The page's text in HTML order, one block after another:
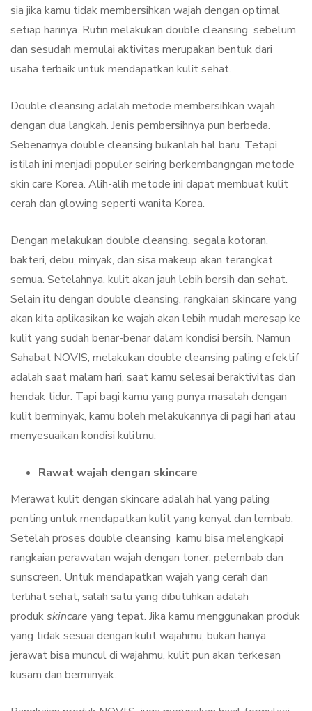
sia jika kamu tidak membersihkan wajah dengan optimal
setiap harinya. Rutin melakukan double cleansing sebelum
dan sesudah memulai aktivitas merupakan bentuk dari
usaha terbaik untuk mendapatkan kulit sehat.
Double cleansing adalah metode membersihkan wajah
dengan dua langkah. Jenis pembersihnya pun berbeda.
Sebenarnya double cleansing bukanlah hal baru. Tetapi
istilah ini menjadi populer seiring berkembangngan metode
skin care Korea. Alih-alih metode ini dapat membuat kulit
cerah dan glowing seperti wanita Korea.
Dengan melakukan double cleansing, segala kotoran,
bakteri, debu, minyak, dan sisa makeup akan terangkat
semua. Setelahnya, kulit akan jauh lebih bersih dan sehat.
Selain itu dengan double cleansing, rangkaian skincare yang
akan kita aplikasikan ke wajah akan lebih mudah meresap ke
kulit yang sudah benar-benar dalam kondisi bersih. Namun
Sahabat NOVIS, melakukan double cleansing paling efektif
adalah saat malam hari, saat kamu selesai beraktivitas dan
hendak tidur. Tapi bagi kamu yang punya masalah dengan
kulit berminyak, kamu boleh melakukannya di pagi hari atau
menyesuaikan kondisi kulitmu.
Rawat wajah dengan skincare
Merawat kulit dengan skincare adalah hal yang paling
penting untuk mendapatkan kulit yang kenyal dan lembab.
Setelah proses double cleansing kamu bisa melengkapi
rangkaian perawatan wajah dengan toner, pelembab dan
sunscreen. Untuk mendapatkan wajah yang cerah dan
terlihat sehat, salah satu yang dibutuhkan adalah
produkskincare yang tepat. Jika kamu menggunakan produk
yang tidak sesuai dengan kulit wajahmu, bukan hanya
jerawat bisa muncul di wajahmu, kulit pun akan terkesan
kusam dan berminyak.